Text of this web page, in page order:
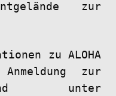
zur
zu ALOHA
zur
unter